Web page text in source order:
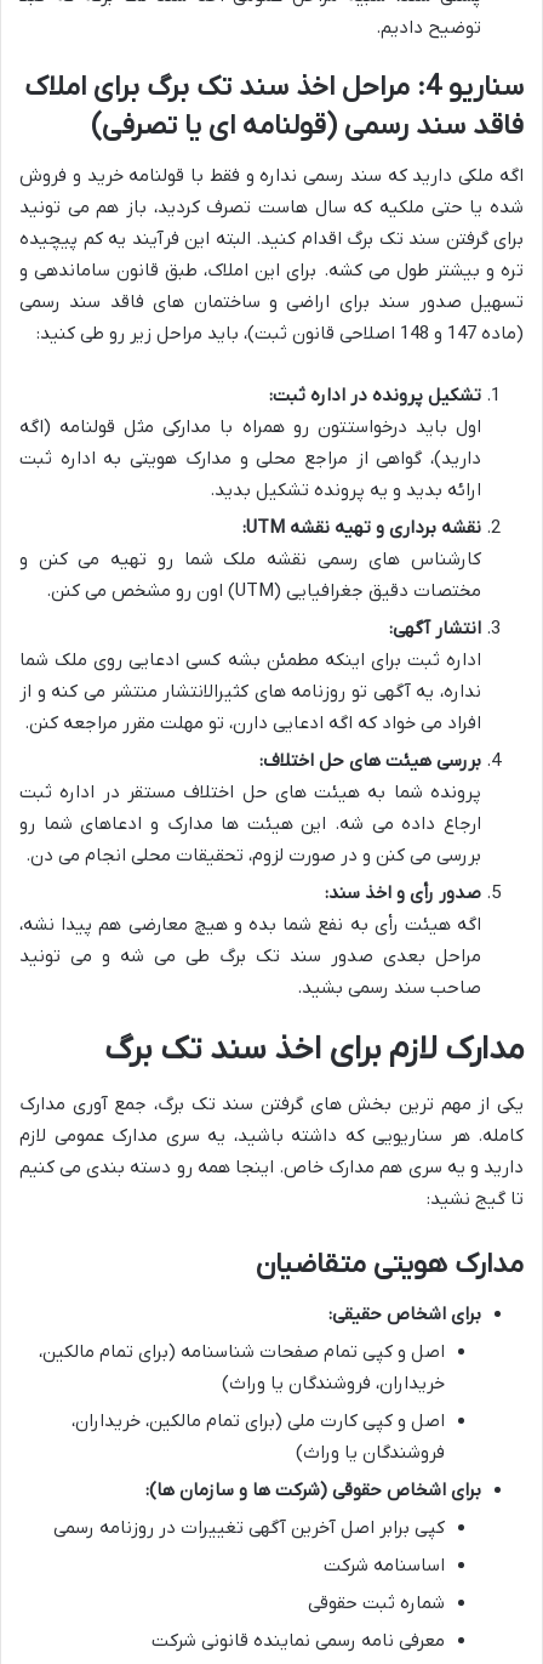
توضیح دادیم.
سناریو 4: مراحل اخذ سند تک برگ برای املاک
فاقد سند رسمی (قولنامه ای یا تصرفی)
اگه ملکی دارید که سند رسمی نداره و فقط با قولنامه خرید و فروش
شده یا حتی ملکیه که سال هاست تصرف کردید، باز هم می تونید
برای گرفتن سند تک برگ اقدام کنید. البته این فرآیند یه کم پیچیده
تره و بیشتر طول می کشه. برای این املاک، طبق قانون ساماندهی و
تسهیل صدور سند برای اراضی و ساختمان های فاقد سند رسمی
(ماده 147 و 148 اصلاحی قانون ثبت)، باید مراحل زیر رو طی کنید:
تشکیل پرونده در اداره ثبت:
اول باید درخواستتون رو همراه با مدارکی مثل قولنامه (اگه
دارید)، گواهی از مراجع محلی و مدارک هویتی به اداره ثبت
ارائه بدید و یه پرونده تشکیل بدید.
نقشه برداری و تهیه نقشه UTM:
کارشناس های رسمی نقشه ملک شما رو تهیه می کنن و
مختصات دقیق جغرافیایی (UTM) اون رو مشخص می کنن.
انتشار آگهی:
اداره ثبت برای اینکه مطمئن بشه کسی ادعایی روی ملک شما
نداره، یه آگهی تو روزنامه های کثیرالانتشار منتشر می کنه و از
افراد می خواد که اگه ادعایی دارن، تو مهلت مقرر مراجعه کنن.
بررسی هیئت های حل اختلاف:
پرونده شما به هیئت های حل اختلاف مستقر در اداره ثبت
ارجاع داده می شه. این هیئت ها مدارک و ادعاهای شما رو
بررسی می کنن و در صورت لزوم، تحقیقات محلی انجام می دن.
صدور رأی و اخذ سند:
اگه هیئت رأی به نفع شما بده و هیچ معارضی هم پیدا نشه،
مراحل بعدی صدور سند تک برگ طی می شه و می تونید
صاحب سند رسمی بشید.
مدارک لازم برای اخذ سند تک برگ
یکی از مهم ترین بخش های گرفتن سند تک برگ، جمع آوری مدارک
کامله. هر سناریویی که داشته باشید، یه سری مدارک عمومی لازم
دارید و یه سری هم مدارک خاص. اینجا همه رو دسته بندی می کنیم
تا گیج نشید:
مدارک هویتی متقاضیان
برای اشخاص حقیقی:
اصل و کپی تمام صفحات شناسنامه (برای تمام مالکین،
خریداران، فروشندگان یا وراث)
اصل و کپی کارت ملی (برای تمام مالکین، خریداران،
فروشندگان یا وراث)
برای اشخاص حقوقی (شرکت ها و سازمان ها):
کپی برابر اصل آخرین آگهی تغییرات در روزنامه رسمی
اساسنامه شرکت
شماره ثبت حقوقی
معرفی نامه رسمی نماینده قانونی شرکت